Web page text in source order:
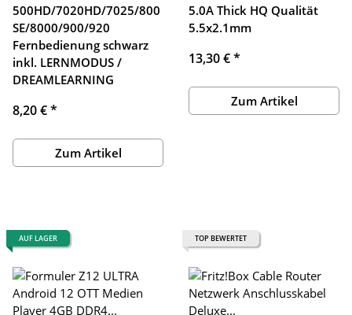
500HD/7020HD/7025/800
SE/8000/900/920
Fernbedienung schwarz
inkl. LERNMODUS /
DREAMLEARNING
8,20 €*
Zum Artikel
5.0A Thick HQ Qualität
5.5x2.1mm
13,30 €*
Zum Artikel
AUF LAGER TOP BEWERTET